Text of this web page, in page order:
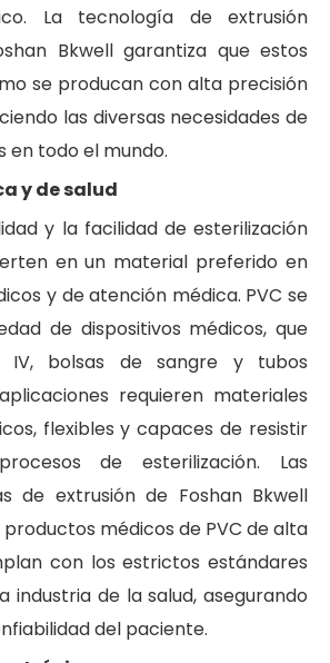
La tecnología de extrusión
Bkwell garantiza que estos
se producan con alta precisión
las diversas necesidades de
en todo el mundo.
y de salud
y la facilidad de esterilización
en un material preferido en
y de atención médica. PVC se
de dispositivos médicos, que
IV, bolsas de sangre y tubos
requieren materiales
flexibles y capaces de resistir
de esterilización. Las
de extrusión de Foshan Bkwell
médicos de PVC de alta
con los estrictos estándares
industria de la salud, asegurando
del paciente.